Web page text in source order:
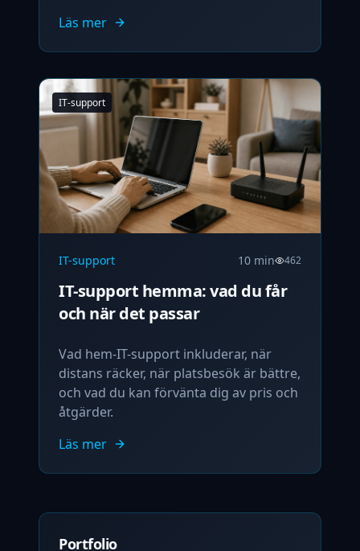
Läs mer
IT-support
IT-support 10 min 462
IT-support hemma: vad du får
och när det passar
Vad hem-IT-support inkluderar, när
distans räcker, när platsbesök är bättre,
och vad du kan förvänta dig av pris och
åtgärder.
Läs mer
Portfolio